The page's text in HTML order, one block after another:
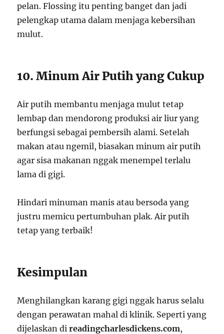
pelan. Flossing itu penting banget dan jadi
pelengkap utama dalam menjaga kebersihan
mulut.
10. Minum Air Putih yang Cukup
Air putih membantu menjaga mulut tetap
lembap dan mendorong produksi air liur yang
berfungsi sebagai pembersih alami. Setelah
makan atau ngemil, biasakan minum air putih
agar sisa makanan nggak menempel terlalu
lama di gigi.
Hindari minuman manis atau bersoda yang
justru memicu pertumbuhan plak. Air putih
tetap yang terbaik!
Kesimpulan
Menghilangkan karang gigi nggak harus selalu
dengan perawatan mahal di klinik. Seperti yang
dijelaskan direadingcharlesdickens.com,